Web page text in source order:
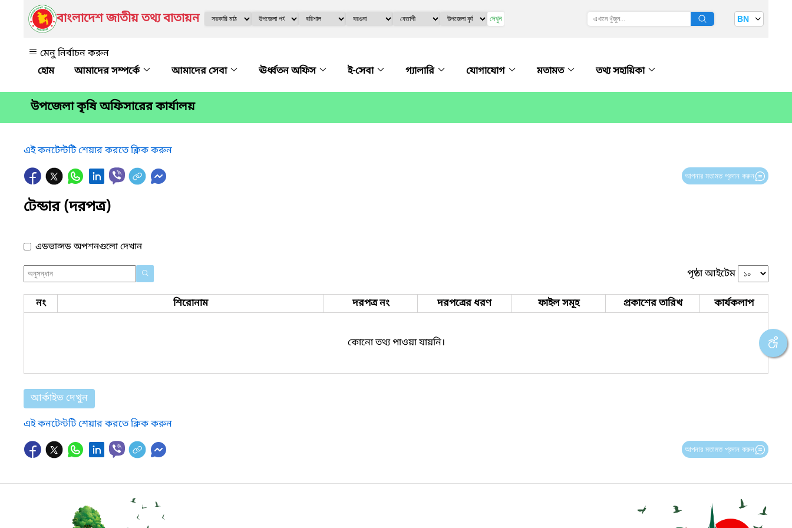
বাংলাদেশ জাতীয় তথ্য বাতায়ন দেখুন BN
মেনু নির্বাচন করুন
আমাদের সম্পর্কে
আমাদের সেবা ঊর্ধ্বতন অফিস ই-সেবা গ্যালারি যোগাযোগ মতামত তথ্য সহায়িকা
উপজেলা কৃষি অফিসারের কার্যালয়
এই কনটেন্টটি শেয়ার করতে ক্লিক করুন
আপনার মতামত প্রদান করুন
টেন্ডার (দরপত্র)
এডভান্সড অপশনগুলো দেখান
পৃষ্ঠা আইটেম
নং শিরোনাম দরপত্র নং দরপত্রের ধরণ ফাইল সমূহ প্রকাশের তারিখ কার্যকলাপ
কোনো তথ্য পাওয়া যায়নি।
আর্কাইভ দেখুন
এই কনটেন্টটি শেয়ার করতে ক্লিক করুন
আপনার মতামত প্রদান করুন